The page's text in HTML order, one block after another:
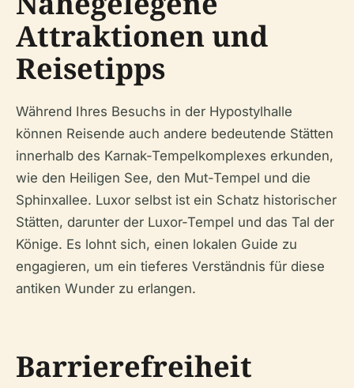
Attraktionen und
Reisetipps
Während Ihres Besuchs in der Hypostylhalle
können Reisende auch andere bedeutende Stätten
innerhalb des Karnak-Tempelkomplexes erkunden,
wie den Heiligen See, den Mut-Tempel und die
Sphinxallee. Luxor selbst ist ein Schatz historischer
Stätten, darunter der Luxor-Tempel und das Tal der
Könige. Es lohnt sich, einen lokalen Guide zu
engagieren, um ein tieferes Verständnis für diese
antiken Wunder zu erlangen.
Barrierefreiheit